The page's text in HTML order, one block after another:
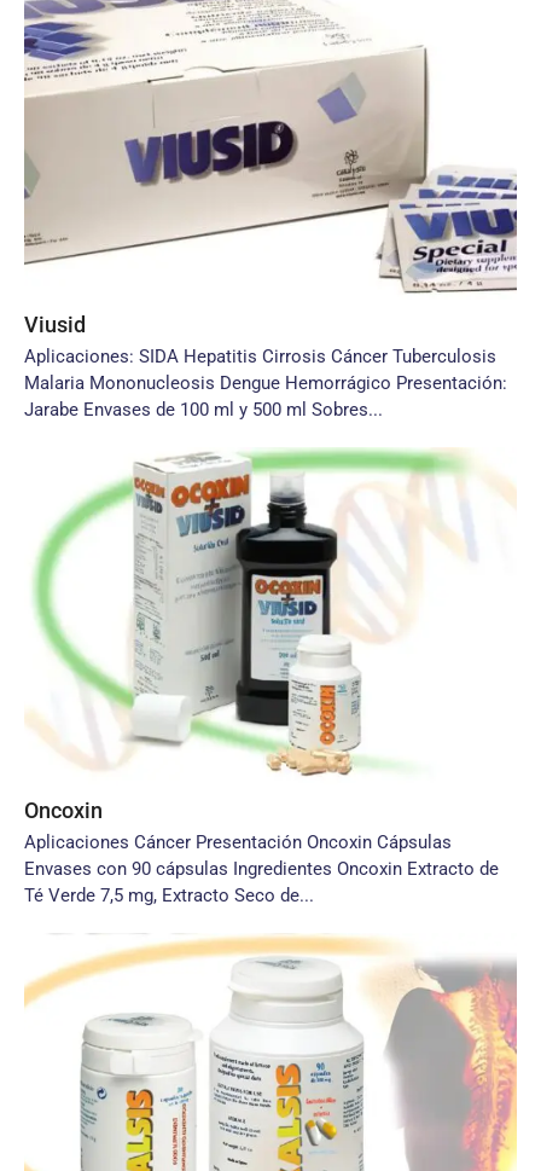
Viusid
Aplicaciones: SIDA Hepatitis Cirrosis Cáncer Tuberculosis
Malaria Mononucleosis Dengue Hemorrágico Presentación:
Jarabe Envases de 100 ml y 500 ml Sobres...
Oncoxin
Aplicaciones Cáncer Presentación Oncoxin Cápsulas
Envases con 90 cápsulas Ingredientes Oncoxin Extracto de
Té Verde 7,5 mg, Extracto Seco de...